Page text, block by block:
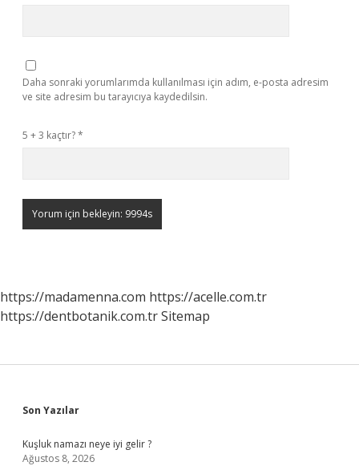
Daha sonraki yorumlarımda kullanılması için adım, e-posta adresim
ve site adresim bu tarayıcıya kaydedilsin.
5 + 3 kaçtır?*
https://madamenna.com https://acelle.com.tr
https://dentbotanik.com.trSitemap
Sidebar
Son Yazılar
Kuşluk namazı neye iyi gelir ?
Ağustos 8, 2026